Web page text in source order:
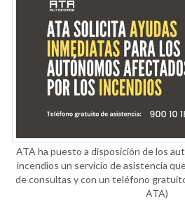
ATA ha puesto a disposición de los
incendios un servicio de asistencia
de consultas y con un teléfono
ATA)